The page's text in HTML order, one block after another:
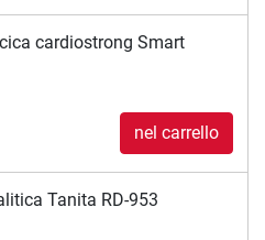
cardiostrong Smart
nel carrello
Tanita RD-953